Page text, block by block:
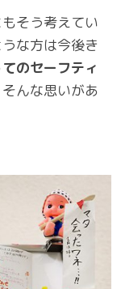
そう考えてい
な方は今後き
のセーフティ
んな思いがあ